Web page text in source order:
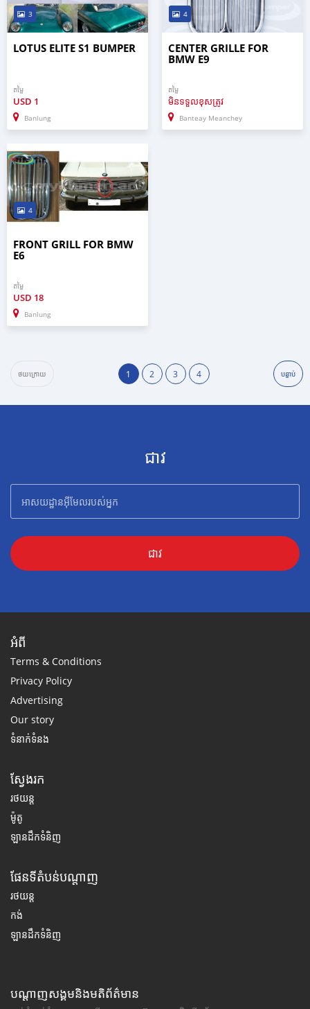
3
LOTUS ELITE S1 BUMPER
តម្លៃ
USD 1
Banlung
4
CENTER GRILLE FOR
BMW E9
តម្លៃ
មិនទទួលខុសត្រូវ
Banteay Meanchey
4
FRONT GRILL FOR BMW
E6
តម្លៃ
USD 18
Banlung
ថយក្រោយ 1 2 3 4 បន្ទាប់
ជាវ
ជាវ
អំពី
Terms & Conditions
Privacy Policy
Advertising
Our story
ទំនាក់ទំនង
ស្វែងរក
រថយន្ត
ម៉ូតូ
ឡានដឹកទំនិញ
ផែនទីតំបន់បណ្តាញ
រថយន្ត
កង់
ឡានដឹកទំនិញ
បណ្តាញសង្គមនិងមតិព័ត៌មាន